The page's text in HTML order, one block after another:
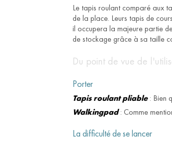
Le tapis roulant comparé aux
de la place. Leurs tapis de
il occupera la majeure partie
de stockage grâce à sa taille
Du point de vue de
Porter
Tapis roulant pliable: Bien
Walkingpad: Comme
La difficulté de se lancer